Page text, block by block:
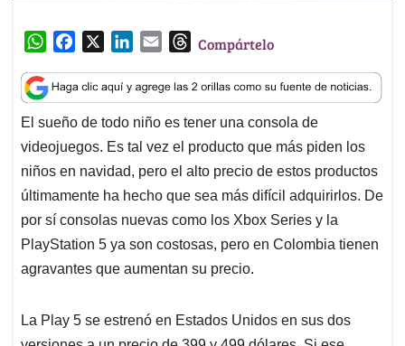
W
a
t
s
A
p
p
c
e
b
o
o
k
n
k
e
d
I
n
a
i
l
T
r
e
a
d
s
Compártelo
El sueño de todo niño es tener una consola de
videojuegos. Es tal vez el producto que más piden los
niños en navidad, pero el alto precio de estos productos
últimamente ha hecho que sea más difícil adquirirlos. De
por sí consolas nuevas como los Xbox Series y la
PlayStation 5 ya son costosas, pero en Colombia tienen
agravantes que aumentan su precio.
La Play 5 se estrenó en Estados Unidos en sus dos